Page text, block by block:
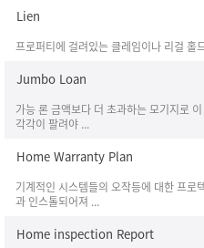
Lien
프로퍼티에 걸려있는 클레임이나 리걸 홀
Jumbo Loan
가능 론 금액보다 더 초과하는 모기지로
각각이 팔려야 ...
Home Warranty Plan
기계적인 시스템들의 오작등에 대한 프로
과 인스톨되어져 ...
Home inspection Report